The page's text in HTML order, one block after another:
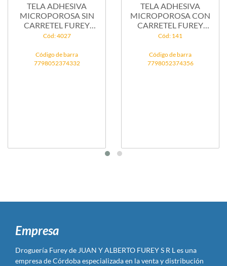
TELA ADHESIVA
MICROPOROSA SIN
CARRETEL FUREY
(MOD...
Cód: 4027
Código de barra
7798052374332
TELA ADHESIVA
MICROPOROSA CON
CARRETEL FUREY
(MOD...
Cód: 141
Código de barra
7798052374356
Empresa
Droguería Furey de JUAN Y ALBERTO FUREY S R L es una
empresa de Córdoba especializada en la venta y distribución